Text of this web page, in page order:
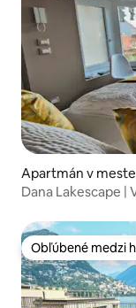
Apartmán v
Dana Lakescape |
Obľúbené medzi
Obľúbené medzi